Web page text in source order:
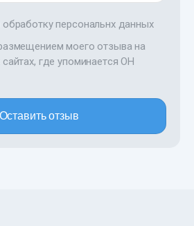
обработку персональнх данных
моего отзыва на
где упоминается ОН
Оставить отзыв